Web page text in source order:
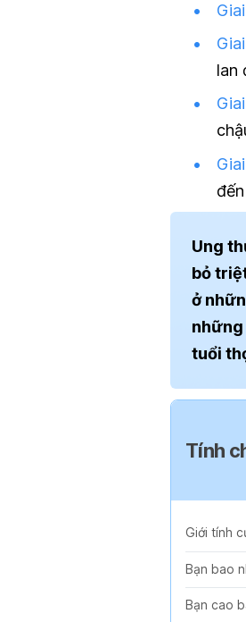
lan
Ung
bỏ
ở
những
tuổi
Tính
Giới tính
Bạn bao
Bạn cao